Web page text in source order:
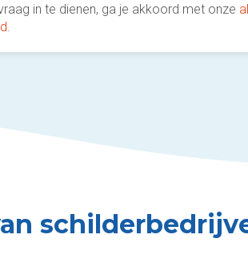
in te dienen, ga je akkoord met onze
.